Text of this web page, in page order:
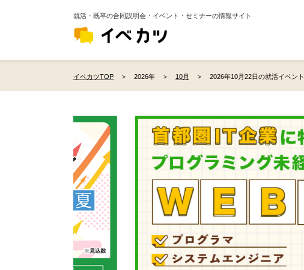
就活・既卒の合同説明会・イベント・セミナーの情報サイト
イベカツTOP 2026年 10月 2026年10月22日の就活イベント